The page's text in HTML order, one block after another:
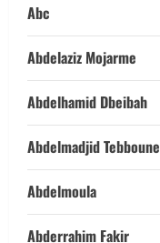
Abc
Abdelaziz Mojarme
Abdelhamid Dbeibah
Abdelmadjid Tebboune
Abdelmoula
Abderrahim Fakir